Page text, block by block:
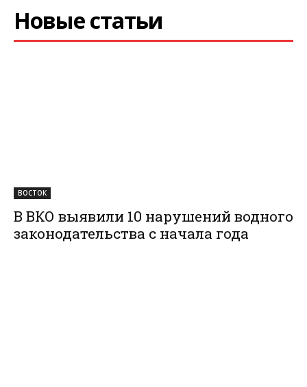
Новые статьи
ВОСТОК
В ВКО выявили 10 нарушений водного
законодательства с начала года